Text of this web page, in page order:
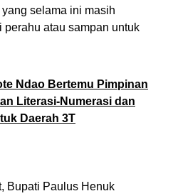
selama ini masih
atau sampan untuk
Ndao Bertemu Pimpinan
Literasi-Numerasi dan
Daerah 3T
Bupati Paulus Henuk